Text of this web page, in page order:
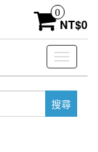
0
NT$0
Toggle